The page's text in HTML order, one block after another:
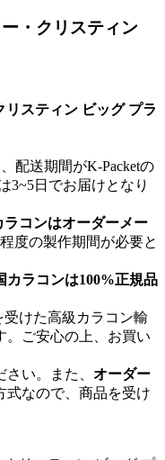
・クリスティン
スティン ビッグ プラ
配送期間がK-Packetの
3~5日でお届けとなり
コンはオーダーメー
度の製作期間が必要と
カラコンは100%正規品
受けた高級カラコン輸
。ご安心の上、お買い
い。また、 オーダー
式なので、商品を受け